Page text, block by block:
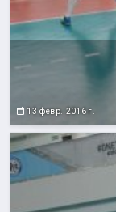
13 февр. 2016 г.